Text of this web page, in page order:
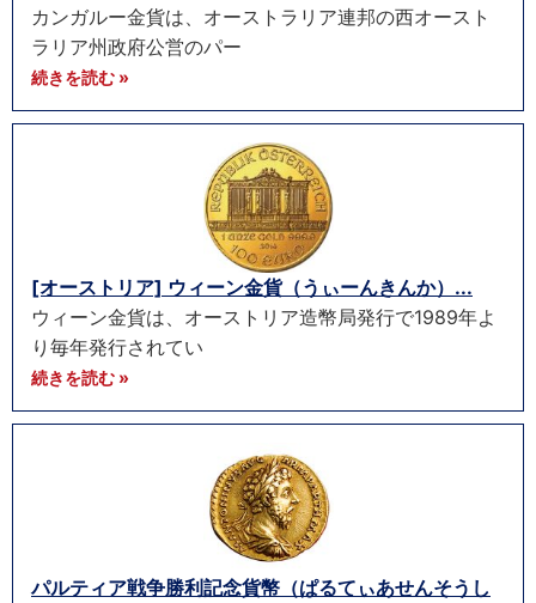
カンガルー金貨は、オーストラリア連邦の西オースト
ラリア州政府公営のパー
続きを読む »
[オーストリア] ウィーン金貨（うぃーんきんか）...
ウィーン金貨は、オーストリア造幣局発行で1989年よ
り毎年発行されてい
続きを読む »
パルティア戦争勝利記念貨幣（ぱるてぃあせんそうし